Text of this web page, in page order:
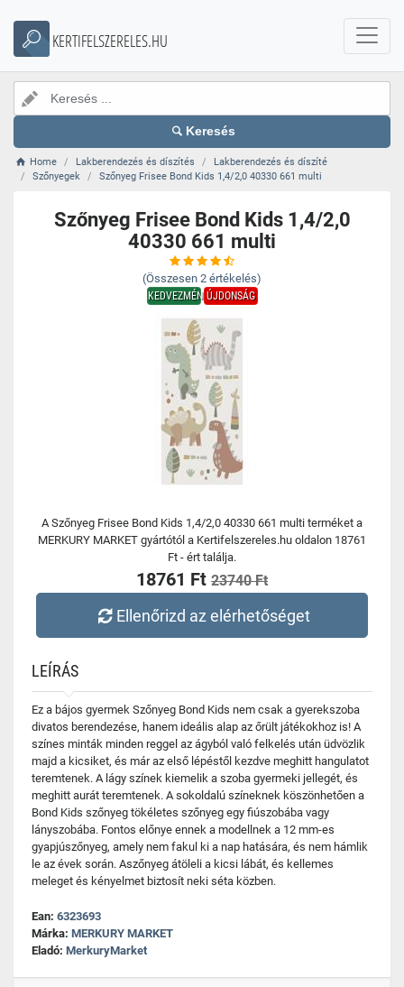
KERTIFELSZERELES.HU
Keresés
Home Lakberendezés és díszítés
Lakberendezés és díszíté
Szőnyegek
Szőnyeg Frisee Bond Kids 1,4/2,0 40330 661 multi
Szőnyeg Frisee Bond Kids 1,4/2,0
40330 661 multi
(Összesen 2 értékelés)
KEDVEZMÉNYÚJDONSÁG
A Szőnyeg Frisee Bond Kids 1,4/2,0 40330 661 multi terméket a
MERKURY MARKET gyártótól a Kertifelszereles.hu oldalon 18761
Ft - ért találja.
18761 Ft 23740 Ft
Ellenőrizd az elérhetőséget
LEÍRÁS
Ez a bájos gyermek Szőnyeg Bond Kids nem csak a gyerekszoba
divatos berendezése, hanem ideális alap az őrült játékokhoz is! A
színes minták minden reggel az ágyból való felkelés után üdvözlik
majd a kicsiket, és már az első lépéstől kezdve meghitt hangulatot
teremtenek. A lágy színek kiemelik a szoba gyermeki jellegét, és
meghitt aurát teremtenek. A sokoldalú színeknek köszönhetően a
Bond Kids szőnyeg tökéletes szőnyeg egy fiúszobába vagy
lányszobába. Fontos előnye ennek a modellnek a 12 mm-es
gyapjúszőnyeg, amely nem fakul ki a nap hatására, és nem hámlik
le az évek során. Aszőnyeg átöleli a kicsi lábát, és kellemes
meleget és kényelmet biztosít neki séta közben.
Ean: 6323693
Márka: MERKURY MARKET
Eladó: MerkuryMarket